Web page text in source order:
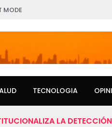
MODE
TECNOLOGIA
LA